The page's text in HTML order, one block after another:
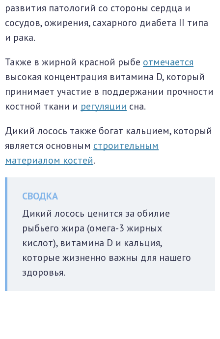
развития патологий со стороны сердца и
сосудов, ожирения, сахарного диабета II типа
и рака.
Также в жирной красной рыбе отмечается
высокая концентрация витамина D, который
принимает участие в поддержании прочности
костной ткани и регуляции сна.
Дикий лосось также богат кальцием, который
является основным строительным
материалом костей.
Дикий лосось ценится за обилие
рыбьего жира (омега-3 жирных
кислот), витамина D и кальция,
которые жизненно важны для нашего
здоровья.